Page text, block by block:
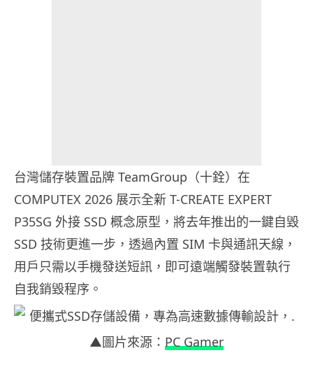
台灣儲存裝置品牌 TeamGroup（十銓）在
COMPUTEX 2026 展示全新 T-CREATE EXPERT
P35SG 外接 SSD 概念原型，將去年推出的一鍵自毀
SSD 技術更進一步，透過內置 SIM 卡與通訊天線，
用戶只需以手機發送短訊，即可遠端觸發裝置執行
自我銷毀程序。
▲圖片來源： PC Gamer